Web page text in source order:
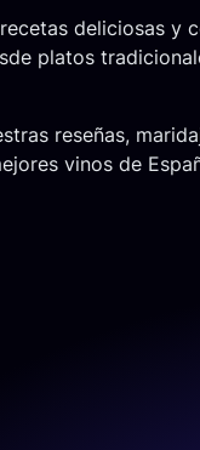
deliciosas y
platos
reseñas,
vinos de